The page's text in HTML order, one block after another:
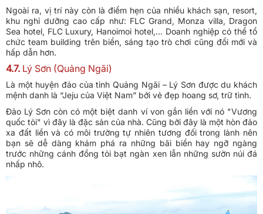
Ngoài ra, vị trí này còn là điểm hẹn của nhiều khách sạn, resort,
khu nghỉ dưỡng cao cấp như: FLC Grand, Monza villa, Dragon
Sea hotel, FLC Luxury, Hanoimoi hotel,... Doanh nghiệp có thể tổ
chức team building trên biển, sáng tạo trò chơi cũng đổi mới và
hấp dẫn hơn.
4.7. Lý Sơn (Quảng Ngãi)
Là một huyện đảo của tỉnh Quảng Ngãi – Lý Sơn được du khách
mệnh danh là “Jeju của Việt Nam” bởi vẻ đẹp hoang sơ, trữ tình.
Đảo Lý Sơn còn có một biệt danh ví von gắn liền với nó "Vương
quốc tỏi" vì đây là đặc sản của nhà. Cũng bởi đây là một hòn đảo
xa đất liền và có môi trường tự nhiên tương đối trong lành nên
bạn sẽ dễ dàng khám phá ra những bãi biển hay ngỡ ngàng
trước những cánh đồng tỏi bạt ngàn xen lẫn những sườn núi đá
nhấp nhô.